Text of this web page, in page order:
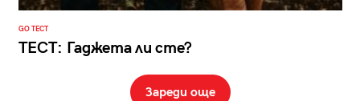
GO ТЕСТ
ТЕСТ: Гаджета ли сте?
Зареди още